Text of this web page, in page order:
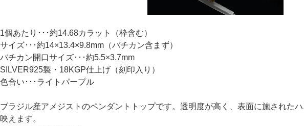
1個あたり･･･約14.68カラット（枠含む）
サイズ･･･約14×13.4×9.8mm（バチカン含まず）
バチカン開口サイズ･･･約5.5×3.7mm
SILVER925製・18KGP仕上げ（刻印入り）
色合い･･･ライトパープル
ブラジル産アメジストのペンダントトップです。透明度が高く、表面に施された
映えます。